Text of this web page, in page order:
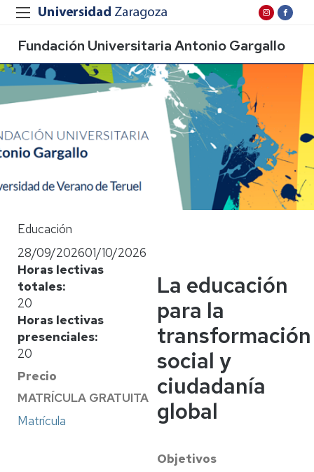
Fundación Universitaria Antonio Gargallo
Educación
28/09/202601/10/2026
Horas lectivas
totales
20
Horas lectivas
presenciales
20
Precio
MATRÍCULA GRATUITA
Matrícula
La educación
para la
transformación
social y
ciudadanía
global
Objetivos